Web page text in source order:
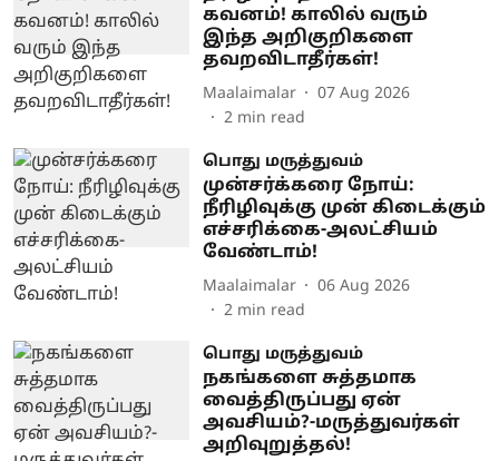
கவனம்! காலில் வரும்
இந்த அறிகுறிகளை
தவறவிடாதீர்கள்!
Maalaimalar
07 Aug 2026
2 min read
பொது மருத்துவம்
முன்சர்க்கரை நோய்:
நீரிழிவுக்கு முன் கிடைக்கும்
எச்சரிக்கை-அலட்சியம்
வேண்டாம்!
Maalaimalar
06 Aug 2026
2 min read
பொது மருத்துவம்
நகங்களை சுத்தமாக
வைத்திருப்பது ஏன்
அவசியம்?-மருத்துவர்கள்
அறிவுறுத்தல்!